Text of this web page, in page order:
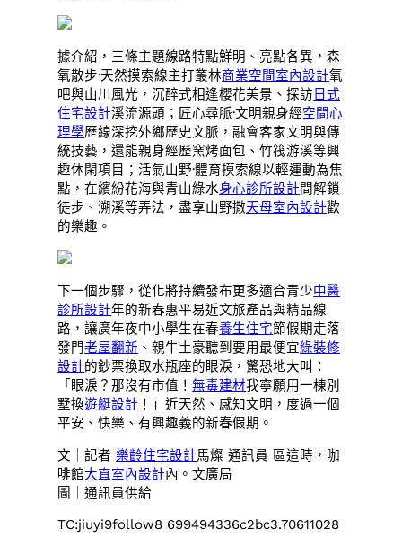
據介紹，三條主題線路特點鮮明、亮點各異，森
氧散步·天然摸索線主打叢林商業空間室內設計氧
吧與山川風光，沉醉式相逢櫻花美景、探訪 日式
住宅設計溪流源頭；匠心尋脈·文明親身經空間心
理學歷線深挖外鄉歷史文脈，融會客家文明與傳
統技藝，還能親身經歷窯烤面包、竹筏游溪等興
趣休閑項目；活氣山野·體育摸索線以輕運動為焦
點，在繽紛花海與青山綠水身心診所設計間解鎖
徒步、溯溪等弄法，盡享山野撒天母室內設計歡
的樂趣。
下一個步驟，從化將持續發布更多適合青少中醫
診所設計年的新春惠平易近文旅產品與精品線
路，讓廣年夜中小學生在春養生住宅節假期走落
發門老屋翻新 、親牛土豪聽到要用最便宜綠裝修
設計的鈔票換取水瓶座的眼淚，驚恐地大叫：
「眼淚？那沒有市值！無毒建材我寧願用一棟別
墅換遊艇設計 ！」近天然、感知文明，度過一個
平安、快樂、有興趣義的新春假期。
文｜記者樂齡住宅設計馬燦 通訊員 區這時，咖
啡館大直室內設計內。文廣局
圖｜通訊員供給
TC:jiuyi9follow8 699494336c2bc3.70611028